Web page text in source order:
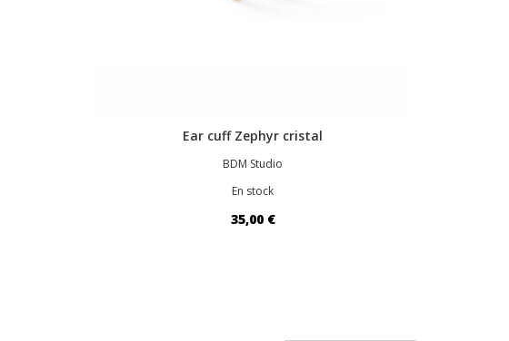
Ear cuff Zephyr cristal
BDM Studio
En stock
35,00 €